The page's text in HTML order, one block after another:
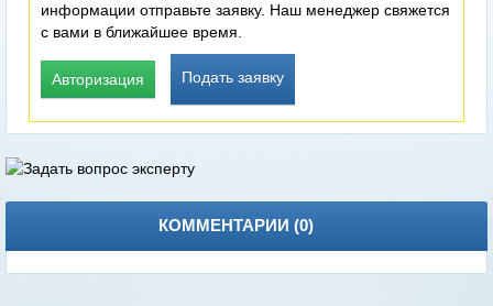
информации отправьте заявку. Наш менеджер свяжется
с вами в ближайшее время.
Авторизация Подать заявку
КОММЕНТАРИИ (0)